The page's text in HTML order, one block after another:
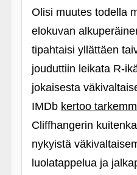
Olisi muutes todella
elokuvan
tipahtaisi yllättäen
jouduttiin leikata R-
jokaisesta
IMDb kertoo
Cliffhangerin
nykyistä
luolatappelua ja